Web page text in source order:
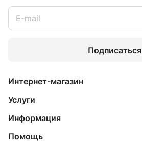
Подписаться
Интернет-магазин
Услуги
Информация
Помощь